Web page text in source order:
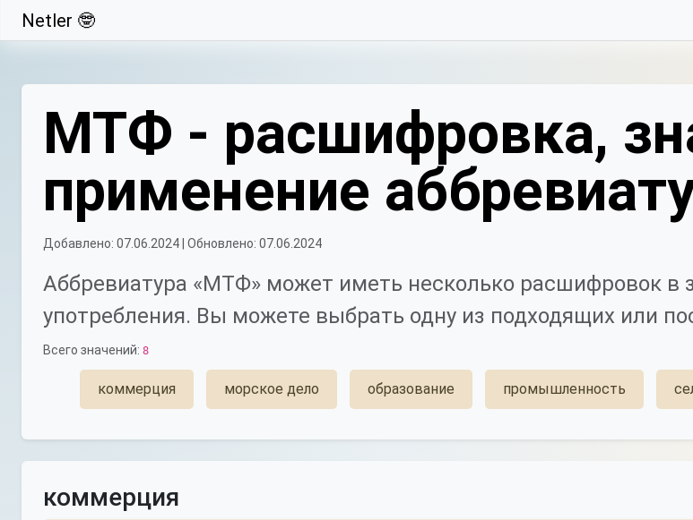
Свернуть
Netler 🤓
МТФ - расшифровка,
применение
Добавлено: 07.06.2024 | Обновлено: 07.06.2024
Аббревиатура «МТФ» может иметь несколько расшифровок в
употребления. Вы можете выбрать одну из подходящих или
Всего значений: 8
коммерция морское дело образование промышленность
коммерция